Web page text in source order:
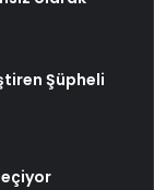
Şüpheli